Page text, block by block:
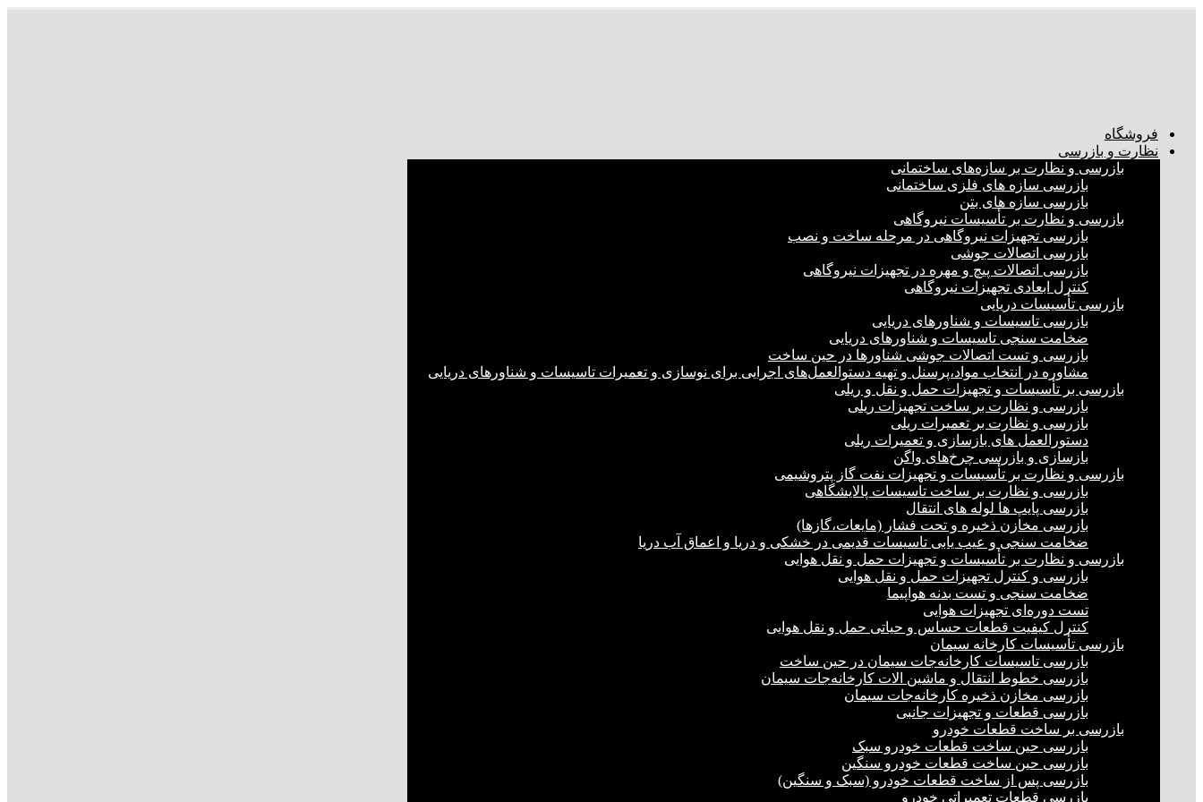
فروشگاه
نظارت و بازرسی
بازرسی و نظارت بر سازه‌های ساختمانی
بازرسی سازه های فلزی ساختمانی
بازرسی سازه های بتن
بازرسی و نظارت بر تأسیسات نیروگاهی
بازرسی تجهیزات نیروگاهی در مرحله ساخت و نصب
بازرسی اتصالات جوشی
بازرسی اتصالات پیچ و مهره در تجهیزات نیروگاهی
کنترل ابعادی تجهیزات نیروگاهی
بازرسی تأسیسات دریایی
بازرسی تاسیسات و شناورهای دریایی
ضخامت سنجی تاسیسات و شناورهای دریایی
بازرسی و تست اتصالات جوشی شناورها در حین ساخت
مشاوره در انتخاب مواد،پرسنل و تهیه دستوالعمل‌های اجرایی برای نوسازی و تعمیرات تاسیسات و شناورهای دریایی
بازرسی بر تأسیسات و تجهیزات حمل و نقل و ریلی
بازرسی و نظارت بر ساخت تجهیزات ریلی
بازرسی و نظارت بر تعمیرات ریلی
دستورالعمل های بازسازی و تعمیرات ریلی
بازسازی و بازرسی چرخ‌های واگن
بازرسی و نظارت بر تأسیسات و تجهیزات نفت گاز پتروشیمی
بازرسی و نظارت بر ساخت تاسیسات پالایشگاهی
بازرسی پایپ ها لوله های انتقال
بازرسی مخازن ذخیره و تحت فشار (مایعات،گازها)
ضخامت سنجی و عیب یابی تاسیسات قدیمی در خشکی و دریا و اعماق آب دریا
بازرسی و نظارت بر تأسیسات و تجهیزات حمل و نقل هوایی
بازرسی و کنترل تجهیزات حمل و نقل هوایی
ضخامت سنجی و تست بدنه هواپیما
تست دوره‌ای تجهیزات هوایی
کنترل کیفیت قطعات حساس و حیاتی حمل و نقل هوایی
بازرسی تأسیسات کارخانه سیمان
بازرسی تاسیسات کارخانه‌جات سیمان در حین ساخت
بازرسی خطوط انتقال و ماشین الات کارخانه‌جات سیمان
بازرسی مخازن ذخیره کارخانه‌جات سیمان
بازرسی قطعات و تجهیزات جانبی
بازرسی بر ساخت قطعات خودرو
بازرسی حین ساخت قطعات خودرو سبک
بازرسی حین ساخت قطعات خودرو سنگین
بازرسی پس از ساخت قطعات خودرو (سبک و سنگین)
بازرسی قطعات تعمیراتی خودرو